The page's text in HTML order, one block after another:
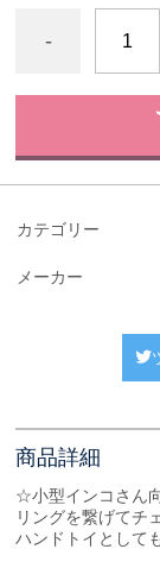
-
カテゴリー
メーカー
商品詳細
☆小型インコさん
リングを繋げてチ
ハンドトイとして